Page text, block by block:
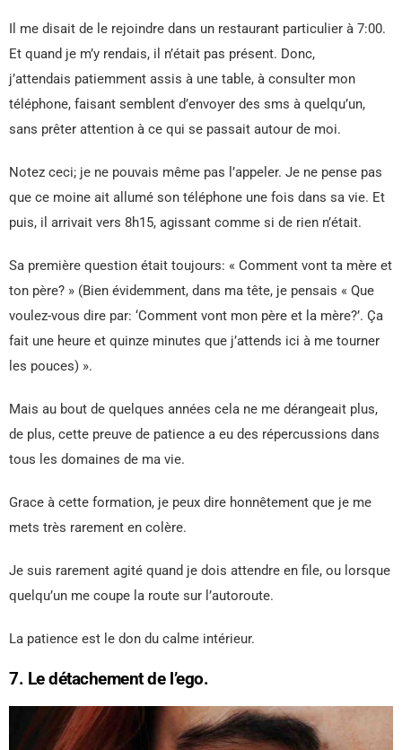
Il me disait de le rejoindre dans un restaurant particulier à 7:00.
Et quand je m’y rendais, il n’était pas présent. Donc,
j’attendais patiemment assis à une table, à consulter mon
téléphone, faisant semblent d’envoyer des sms à quelqu’un,
sans prêter attention à ce qui se passait autour de moi.
Notez ceci; je ne pouvais même pas l’appeler. Je ne pense pas
que ce moine ait allumé son téléphone une fois dans sa vie. Et
puis, il arrivait vers 8h15, agissant comme si de rien n’était.
Sa première question était toujours: « Comment vont ta mère et
ton père? » (Bien évidemment, dans ma tête, je pensais « Que
voulez-vous dire par: ‘Comment vont mon père et la mère?’. Ça
fait une heure et quinze minutes que j’attends ici à me tourner
les pouces) ».
Mais au bout de quelques années cela ne me dérangeait plus,
de plus, cette preuve de patience a eu des répercussions dans
tous les domaines de ma vie.
Grace à cette formation, je peux dire honnêtement que je me
mets très rarement en colère.
Je suis rarement agité quand je dois attendre en file, ou lorsque
quelqu’un me coupe la route sur l’autoroute.
La patience est le don du calme intérieur.
7. Le détachement de l’ego.